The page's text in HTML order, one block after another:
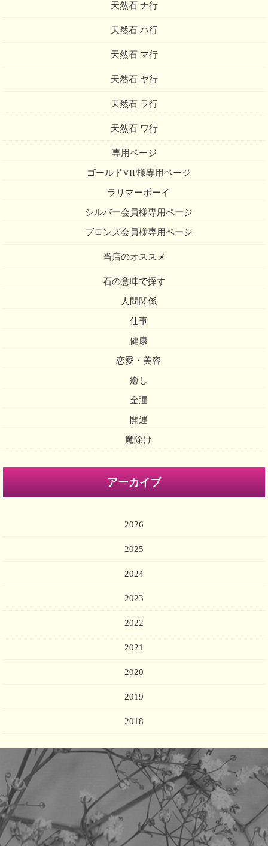
天然石 ナ行
天然石 ハ行
天然石 マ行
天然石 ヤ行
天然石 ラ行
天然石 ワ行
専用ページ
ゴールドVIP様専用ページ
ラリマーボーイ
シルバー会員様専用ページ
ブロンズ会員様専用ページ
当店のオススメ
石の意味で探す
人間関係
仕事
健康
恋愛・美容
癒し
金運
開運
魔除け
アーカイブ
2026
2025
2024
2023
2022
2021
2020
2019
2018